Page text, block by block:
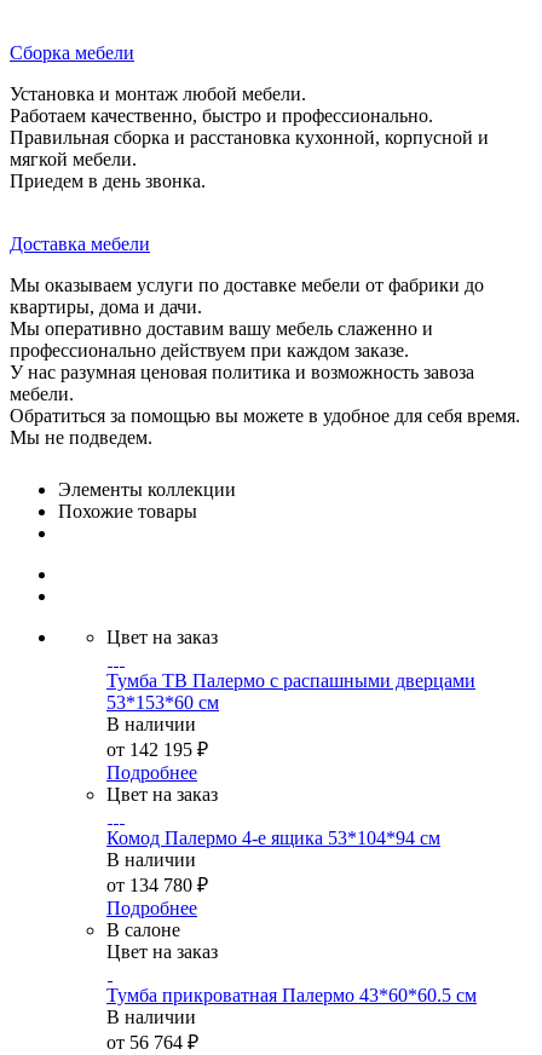
Сборка мебели
Установка и монтаж любой мебели.
Работаем качественно, быстро и профессионально.
Правильная сборка и расстановка кухонной, корпусной и
мягкой мебели.
Приедем в день звонка.
Доставка мебели
Мы оказываем услуги по доставке мебели от фабрики до
квартиры, дома и дачи.
Мы оперативно доставим вашу мебель слаженно и
профессионально действуем при каждом заказе.
У нас разумная ценовая политика и возможность завоза
мебели.
Обратиться за помощью вы можете в удобное для себя время.
Мы не подведем.
Элементы коллекции
Похожие товары
Цвет на заказ
Тумба ТВ Палермо с распашными дверцами
53*153*60 см
В наличии
от 142 195 ₽
Подробнее
Цвет на заказ
Комод Палермо 4-е ящика 53*104*94 см
В наличии
от 134 780 ₽
Подробнее
В салоне
Цвет на заказ
Тумба прикроватная Палермо 43*60*60.5 см
В наличии
от 56 764 ₽